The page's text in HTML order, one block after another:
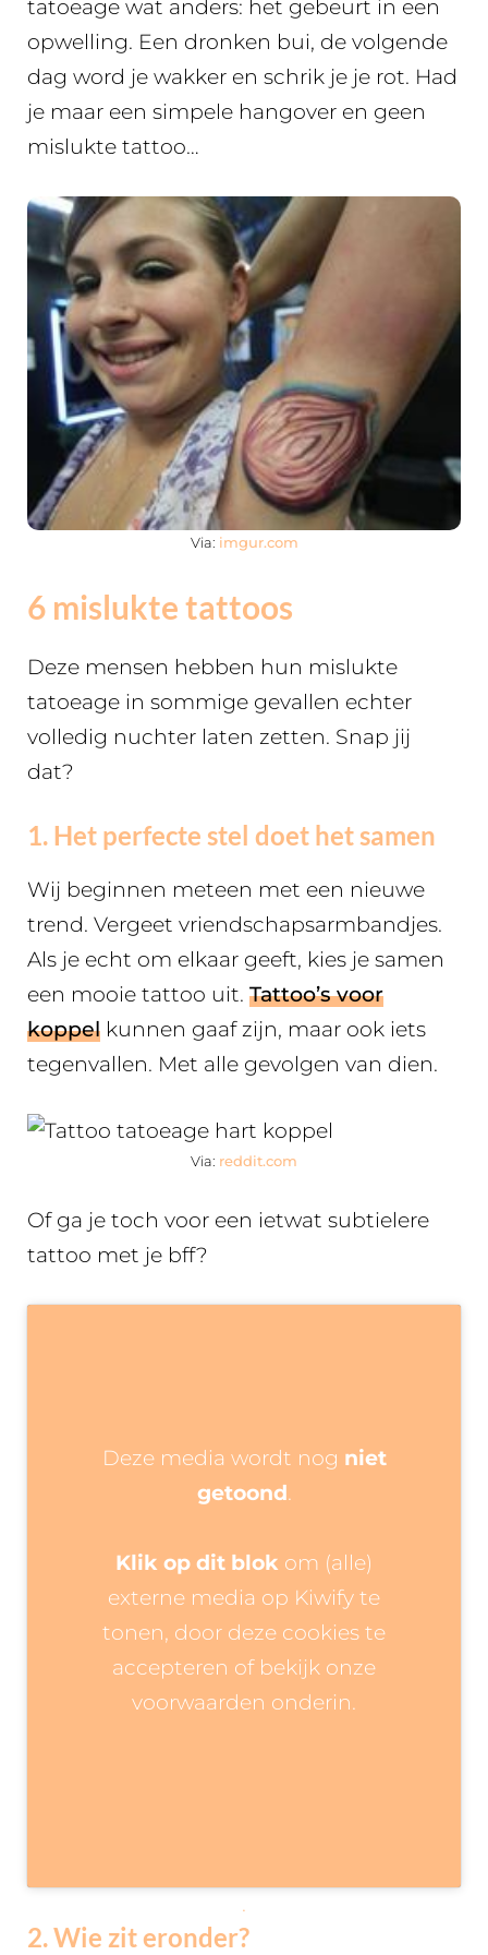
tatoeage wat anders: het gebeurt in een
opwelling. Een dronken bui, de volgende
dag word je wakker en schrik je je rot. Had
je maar een simpele hangover en geen
mislukte tattoo…
Via: imgur.com
6 mislukte tattoos
Deze mensen hebben hun mislukte
tatoeage in sommige gevallen echter
volledig nuchter laten zetten. Snap jij
dat?
1. Het perfecte stel doet het samen
Wij beginnen meteen met een nieuwe
trend. Vergeet vriendschapsarmbandjes.
Als je echt om elkaar geeft, kies je samen
een mooie tattoo uit. Tattoo’s voor
koppel kunnen gaaf zijn, maar ook iets
tegenvallen. Met alle gevolgen van dien.
Via: reddit.com
Of ga je toch voor een ietwat subtielere
tattoo met je bff?
Deze media wordt nog niet
getoond.
Klik op dit blok om (alle)
externe media op Kiwify te
tonen, door deze cookies te
accepteren of bekijk onze
voorwaarden onderin.
.
2. Wie zit eronder?